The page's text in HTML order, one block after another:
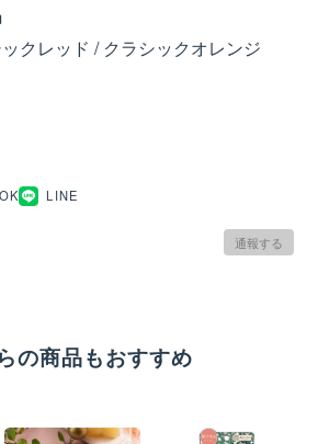
クレッド / クラシックオレンジ
LINE
通報する
の商品もおすすめ